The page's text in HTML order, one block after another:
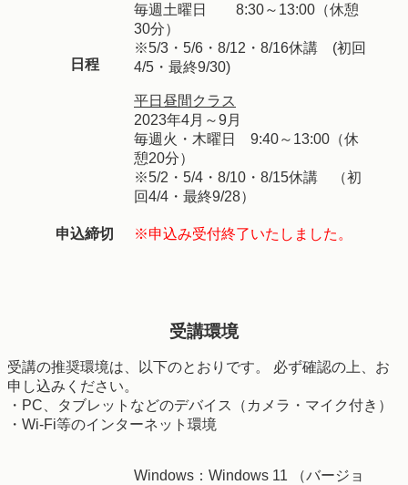
日程
毎週土曜日 8:30～13:00（休憩
30分）
※5/3・5/6・8/12・8/16休講 (初回
4/5・最終9/30)
平日昼間クラス
2023年4月～9月
毎週火・木曜日 9:40～13:00（休
憩20分）
※5/2・5/4・8/10・8/15休講 （初
回4/4・最終9/28）
申込締切 ※申込み受付終了いたしました。
受講環境
受講の推奨環境は、以下のとおりです。 必ず確認の上、お
申し込みください。
・PC、タブレットなどのデバイス（カメラ・マイク付き）
・Wi-Fi等のインターネット環境
Windows：Windows 11 （バージョ